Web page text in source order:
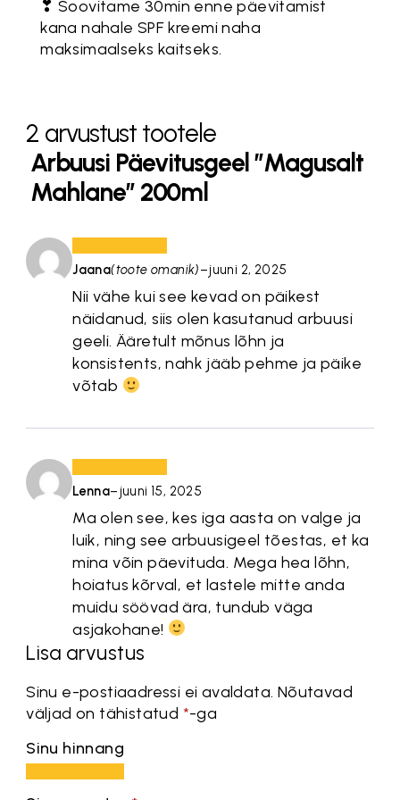
❣ Soovitame 30min enne päevitamist
kana nahale SPF kreemi naha
maksimaalseks kaitseks.
2 arvustust tootele
Arbuusi Päevitusgeel ”Magusalt
Mahlane” 200ml
Jaana(toote omanik)–juuni 2, 2025
Nii vähe kui see kevad on päikest
näidanud, siis olen kasutanud arbuusi
geeli. Ääretult mõnus lõhn ja
konsistents, nahk jääb pehme ja päike
võtab
Lenna– juuni 15, 2025
Ma olen see, kes iga aasta on valge ja
luik, ning see arbuusigeel tõestas, et ka
mina võin päevituda. Mega hea lõhn,
hoiatus kõrval, et lastele mitte anda
muidu söövad ära, tundub väga
asjakohane!
Lisa arvustus
Sinu e-postiaadressi ei avaldata. Nõutavad
väljad on tähistatud *-ga
Sinu hinnang
tärn
tärnitärni